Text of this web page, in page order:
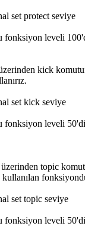
set protect seviye
fonksiyon leveli
kick
set kick seviye
fonksiyon leveli
topic
set topic seviye
fonksiyon leveli